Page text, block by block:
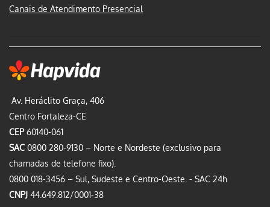
Av. Heráclito Graça, 406
Centro Fortaleza-CE
CEP60140-061
SAC 0800 280-9130 – Norte e Nordeste (exclusivo para
chamadas de telefone fixo).
0800 018-3456 – Sul, Sudeste e Centro-Oeste. - SAC 24h
CNPJ 44.649.812/0001-38
Canais de Atendimento Presencial